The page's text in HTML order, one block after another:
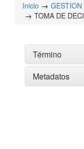
Inicio
TOMA DE
Término
Metadatos